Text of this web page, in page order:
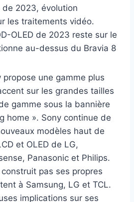
2023, évolution
les traitements vidéo.
OLED de 2023 reste sur le
au-dessus du Bravia 8
propose une gamme plus
sur les grandes tailles
gamme sous la bannière
home ». Sony continue de
modèles haut de
et OLED de LG,
Panasonic et Philips.
pas ses propres
à Samsung, LG et TCL.
implications sur ses